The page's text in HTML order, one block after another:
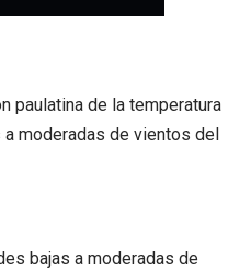
paulatina de la temperatura
a moderadas de vientos del
bajas a moderadas de